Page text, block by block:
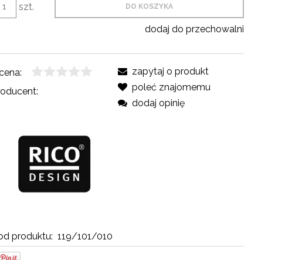
szt. DO KOSZYKA
dodaj do przechowalni
produktu: 119/101/010
zapytaj o produkt
poleć znajomemu
dodaj opinię